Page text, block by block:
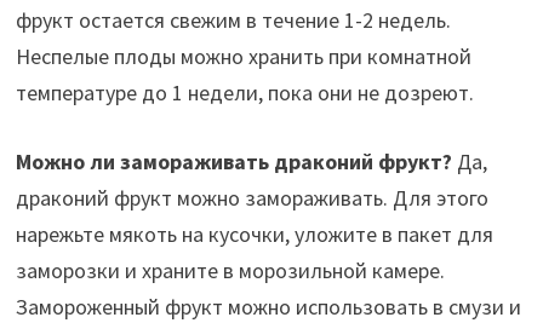
фрукт остается свежим в течение 1-2 недель.
Неспелые плоды можно хранить при комнатной
температуре до 1 недели, пока они не дозреют.
Можно ли замораживать драконий фрукт? Да,
драконий фрукт можно замораживать. Для этого
нарежьте мякоть на кусочки, уложите в пакет для
заморозки и храните в морозильной камере.
Замороженный фрукт можно использовать в смузи и